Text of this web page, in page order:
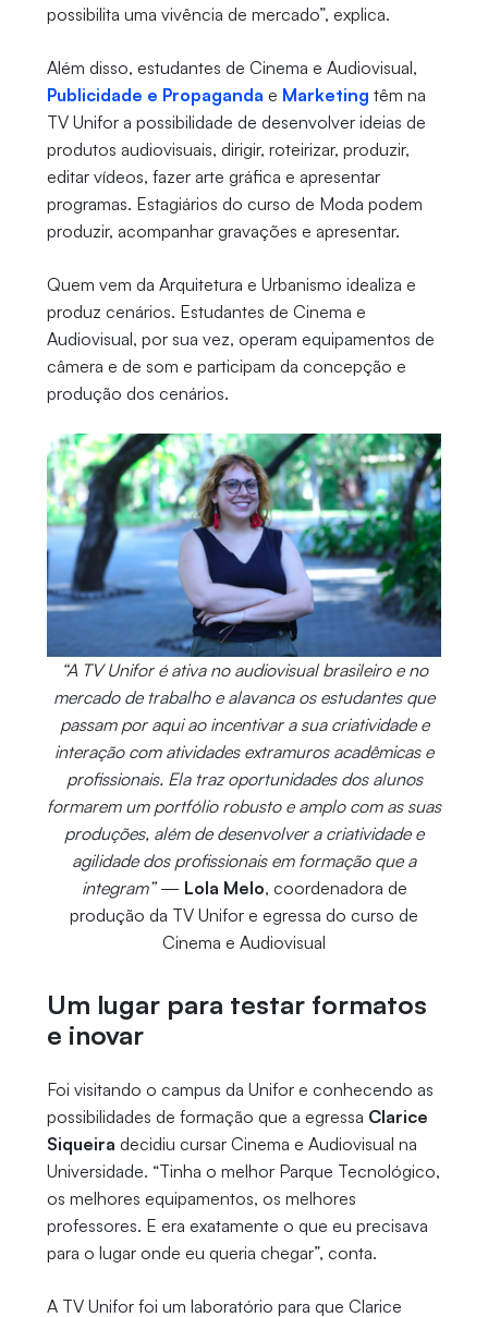
possibilita uma vivência de mercado”, explica.
Além disso, estudantes de Cinema e Audiovisual,
Publicidade e Propaganda e Marketing têm na
TV Unifor a possibilidade de desenvolver ideias de
produtos audiovisuais, dirigir, roteirizar, produzir,
editar vídeos, fazer arte gráfica e apresentar
programas. Estagiários do curso de Moda podem
produzir, acompanhar gravações e apresentar.
Quem vem da Arquitetura e Urbanismo idealiza e
produz cenários. Estudantes de Cinema e
Audiovisual, por sua vez, operam equipamentos de
câmera e de som e participam da concepção e
produção dos cenários.
“A TV Unifor é ativa no audiovisual brasileiro e no
mercado de trabalho e alavanca os estudantes que
passam por aqui ao incentivar a sua criatividade e
interação com atividades extramuros acadêmicas e
profissionais. Ela traz oportunidades dos alunos
formarem um portfólio robusto e amplo com as suas
produções, além de desenvolver a criatividade e
agilidade dos profissionais em formação que a
integram”— Lola Melo, coordenadora de
produção da TV Unifor e egressa do curso de
Cinema e Audiovisual
Um lugar para testar formatos
e inovar
Foi visitando o campus da Unifor e conhecendo as
possibilidades de formação que a egressa Clarice
Siqueira decidiu cursar Cinema e Audiovisual na
Universidade. “Tinha o melhor Parque Tecnológico,
os melhores equipamentos, os melhores
professores. E era exatamente o que eu precisava
para o lugar onde eu queria chegar”, conta.
A TV Unifor foi um laboratório para que Clarice